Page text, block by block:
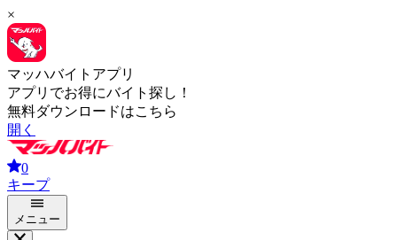
×
マッハバイトアプリ
アプリでお得にバイト探し！
無料ダウンロードはこちら
開く
0
キープ
メニュー